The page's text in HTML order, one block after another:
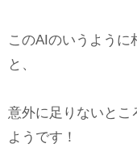
このAIのいうように
と、
意外に足りないとこ
ようです！